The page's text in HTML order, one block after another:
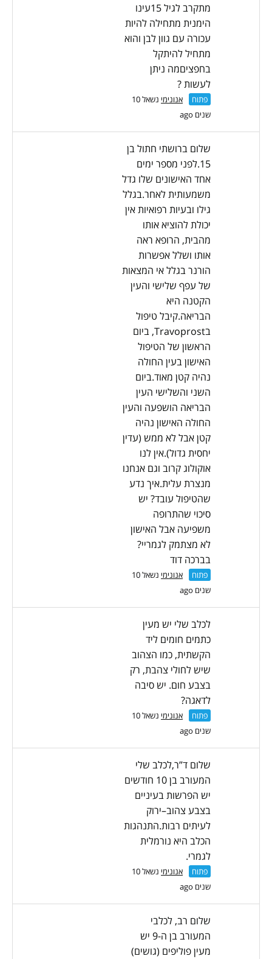
מתקרב לגיל 15עינו
הימנית מתחילה להיות
עכורה עם גוון לבן והוא
מתחיל להיתקל
בחפציםמה ניתן
לעשות ?
פתוח אנונימי
נשאל 10
שנים ago
שלום ברושתי חתול בן
15.לפני מספר ימים
אחד האישונים שלו גדל
משמעותית לאחר.בגלל
גילו ובעיות רפואיות אין
יכולת להוציא אותו
מהבית, הרופא ראה
אותו ושלל אפשרות
הורנר בגלל אי המצאות
של עפף שלישי והעין
הקטנה היא
הבריאה.קיבל טיפול
בTravoprost, ביום
הראשון של הטיפול
האישון בעין החולה
נהיה קטן מאוד.ביום
השני והשלישי העין
הבריאה הושפעה והעין
החולה האישון נהיה
קטן אבל לא ממש (עדין
יחסית גדול).אין לנו
אוקולוג קרוב וגם אנחנו
מנצרת עלית.איך נדע
שהטיפול עובד? יש
סיכוי שהתרופה
משפיעה אבל האישון
לא מצתמק לגמריי?
בברכה דוד
פתוח אנונימי
נשאל 10
שנים ago
לכלב שלי יש מעין
כתמים חומים ליד
הקשתית, כמו הצהוב
שיש לחולי צהבת, רק
בצבע חום. יש סיבה
לדאגה?
פתוח אנונימי
נשאל 10
שנים ago
שלום ד”ר,לכלב שלי
המעורב בן 10 חודשים
יש הפרשות בעיניים
בצבע צהוב–ירוק
לעיתים רבות.התנהגות
הכלב היא נורמלית
לגמרי.
פתוח אנונימי
נשאל 10
שנים ago
שלום רב, לכלבי
המעורב בן ה-9 יש
מעין פוליפים (גושים)